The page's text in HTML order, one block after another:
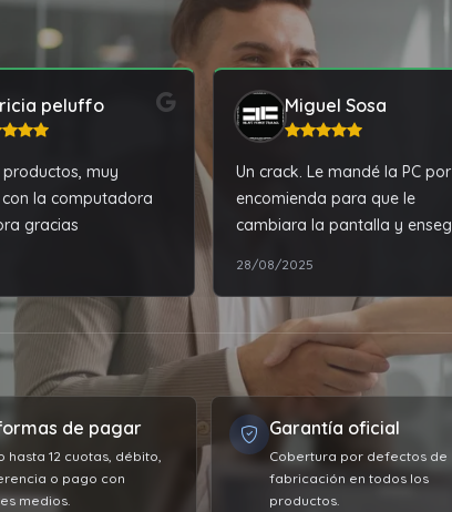
peluffo
productos, muy
la computadora
gracias
Miguel Sosa
Un crack. Le mandé la PC por
encomienda para que le
cambiara la pantalla y
100% recomendable
28/08/2025
de pagar
hasta 12 cuotas, débito,
o pago con
medios.
Garantía oficial
Cobertura por defectos de
fabricación en todos los
productos.